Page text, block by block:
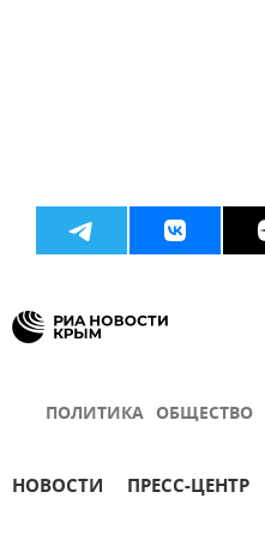
ПОЛИТИКА ОБЩЕСТВО
НОВОСТИ ПРЕСС-ЦЕНТР